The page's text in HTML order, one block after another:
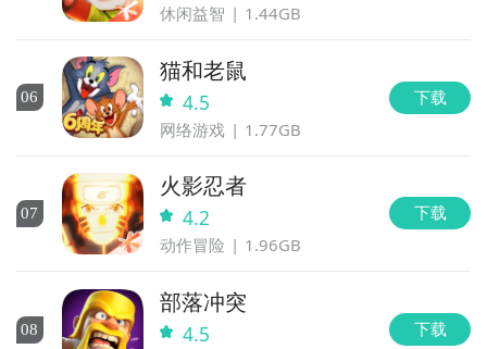
休闲益智 1.44GB
06
猫和老鼠
4.5
网络游戏 1.77GB
下载
07
火影忍者
4.2
动作冒险 1.96GB
下载
08
部落冲突
4.5 下载